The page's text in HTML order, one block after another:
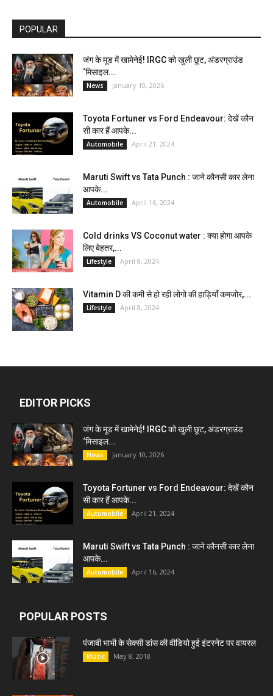
POPULAR
जंग के मूड में खामेनेई! IRGC को खुली छूट, अंडरग्राउंड
‘मिसाइल...
News January 10, 2026
Toyota Fortuner vs Ford Endeavour: देखें कौन
सी कार हैं आपके...
Automobile April 21, 2024
Maruti Swift vs Tata Punch : जाने कौनसी कार लेना
आपके...
Automobile April 16, 2024
Cold drinks VS Coconut water : क्या होगा आपके
लिए बेहतर,...
Lifestyle April 8, 2024
Vitamin D की कमी से हो रही लोगो की हाड़ियाँ कमजोर,...
Lifestyle April 8, 2024
EDITOR PICKS
जंग के मूड में खामेनेई! IRGC को खुली छूट, अंडरग्राउंड
‘मिसाइल...
News January 10, 2026
Toyota Fortuner vs Ford Endeavour: देखें कौन
सी कार हैं आपके...
Automobile April 21, 2024
Maruti Swift vs Tata Punch : जाने कौनसी कार लेना
आपके...
Automobile April 16, 2024
POPULAR POSTS
पंजाबी भाभी के सेक्सी डांस की वीडियो हुई इंटरनेट पर वायरल
Music May 8, 2018